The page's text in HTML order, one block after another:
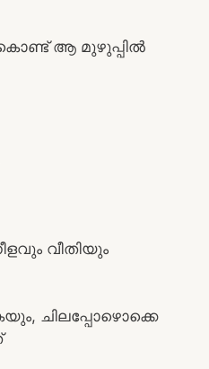
ആ മുഴുപ്പിൽ
വീതിയും
ചിലപ്പോഴൊക്കെ